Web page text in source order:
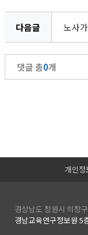
다음글 노사
댓글 총0개
개인정
경상남도 창원시 의창
경남교육연구정보원 5